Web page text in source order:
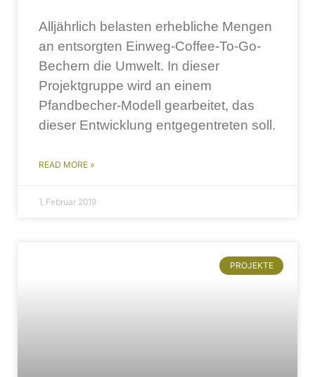
Alljährlich belasten erhebliche Mengen
an entsorgten Einweg-Coffee-To-Go-
Bechern die Umwelt. In dieser
Projektgruppe wird an einem
Pfandbecher-Modell gearbeitet, das
dieser Entwicklung entgegentreten soll.
READ MORE »
1. Februar 2019
PROJEKTE